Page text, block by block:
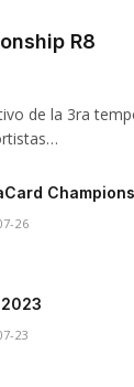
R8
de la 3ra
26
2023
23